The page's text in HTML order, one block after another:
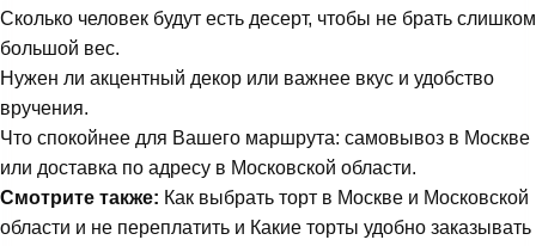
Сколько человек будут есть десерт, чтобы не брать слишком
большой вес.
Нужен ли акцентный декор или важнее вкус и удобство
вручения.
Что спокойнее для Вашего маршрута: самовывоз в Москве
или доставка по адресу в Московской области.
Смотрите также: Как выбрать торт в Москве и Московской
области и не переплатить и Какие торты удобно заказывать